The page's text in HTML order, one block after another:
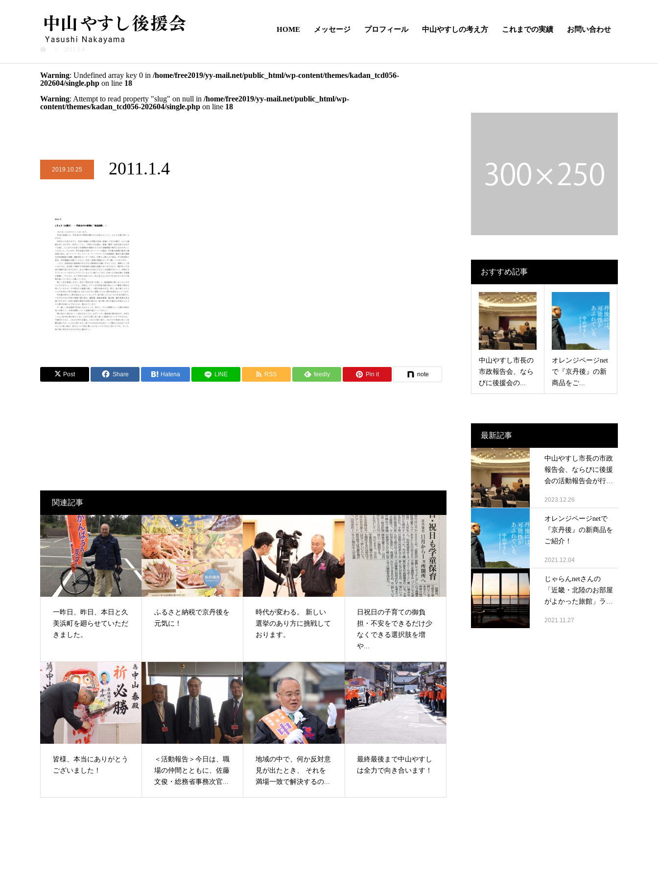
HOME メッセージ プロフィール 中山やすしの考え方 これまでの実績 お問い合わせ
2011.1.4
Warning: Undefined array key 0 in /home/free2019/yy-mail.net/public_html/wp-content/themes/kadan_tcd056-
202604/single.php on line 18
Warning: Attempt to read property "slug" on null in /home/free2019/yy-mail.net/public_html/wp-
content/themes/kadan_tcd056-202604/single.php on line 18
2019.10.25 2011.1.4
Post Share Hatena LINE RSS feedly Pin it note
関連記事
一昨日、昨日、本日と久
美浜町を廻らせていただ
きました。
ふるさと納税で京丹後を
元気に！
時代が変わる。 新しい
選挙のあり方に挑戦して
おります。
日祝日の子育ての御負
担・不安をできるだけ少
なくできる選択肢を増
や...
皆様、本当にありがとう
ございました！
＜活動報告＞今日は、職
場の仲間とともに、佐藤
文俊・総務省事務次官...
地域の中で、何か反対意
見が出たとき、 それを
満場一致で解決するの...
最終最後まで中山やすし
は全力で向き合います！
おすすめ記事
中山やすし市長の
市政報告会、なら
びに後援会の...
オレンジページnet
で『京丹後』の新
商品をご...
最新記事
中山やすし市長の市政
報告会、ならびに後援
会の活動報告会が行
2023.12.26
オレンジページnetで
『京丹後』の新商品を
ご紹介！
2021.12.04
じゃらんnetさんの
「近畿・北陸のお部屋
がよかった旅館」ラ
2021.11.27